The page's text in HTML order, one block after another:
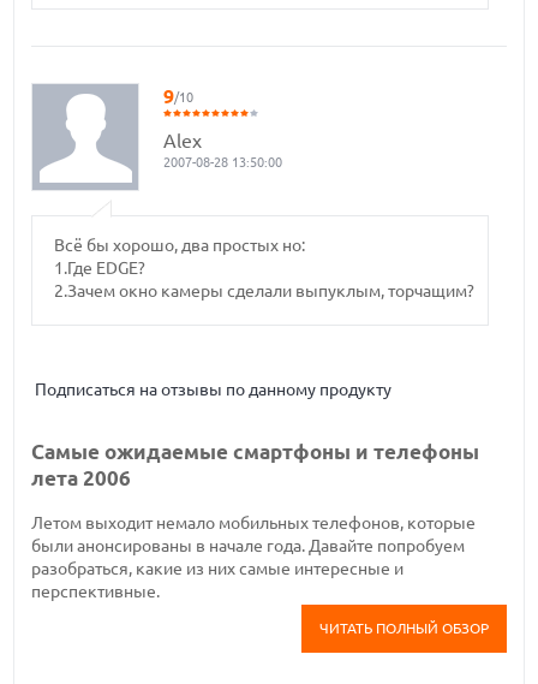
9/10
Alex
2007-08-28 13:50:00
Всё бы хорошо, два простых но:
1.Где EDGE?
2.Зачем окно камеры сделали выпуклым, торчащим?
Подписаться на отзывы по данному продукту
Самые ожидаемые смартфоны и телефоны
лета 2006
Летом выходит немало мобильных телефонов, которые
были анонсированы в начале года. Давайте попробуем
разобраться, какие из них самые интересные и
перспективные.
ЧИТАТЬ ПОЛНЫЙ ОБЗОР